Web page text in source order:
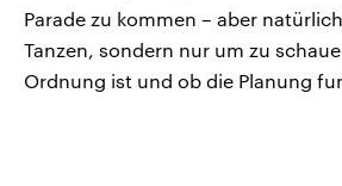
Parade zu kommen – aber
Tanzen, sondern nur um zu
Ordnung ist und ob die Planung